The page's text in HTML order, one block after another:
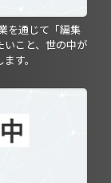
を通じて「編集
いこと、世の中が
す。